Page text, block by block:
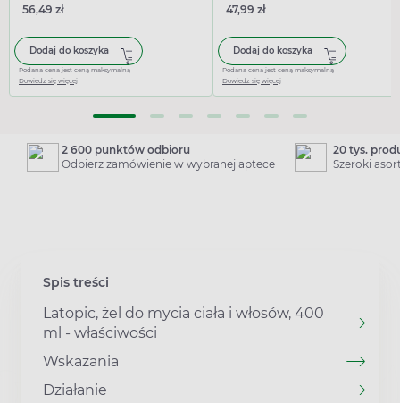
56,49 zł
Dodaj do koszyka
Podana cena jest ceną maksymalną
Dowiedz się więcej
47,99 zł
Dodaj do koszyka
Podana cena jest ceną maksymalną
Dowiedz się więcej
2 600 punktów odbioru
Odbierz zamówienie w wybranej aptece
20 tys.
Szeroki
Spis treści
Latopic, żel do mycia ciała i włosów, 400
ml - właściwości
Wskazania
Działanie